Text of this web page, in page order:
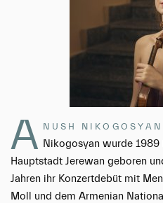
A NUSH NIKOGOSYAN
Nikogosyan wurde 1989
Hauptstadt Jerewan geboren
Jahren ihr Konzertdebüt mit
Moll und dem Armenian